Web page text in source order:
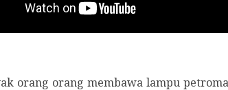
orang orang membawa lampu